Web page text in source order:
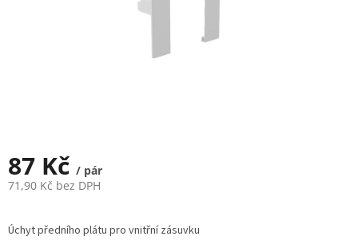
87 Kč / pár
71,90 Kč bez DPH
cena:
Úchyt předního plátu pro vnitřní zásuvku